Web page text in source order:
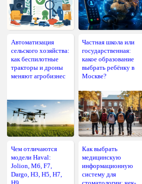
Автоматизация
сельского хозяйства:
как беспилотные
тракторы и дроны
меняют агробизнес
Частная школа или
государственная:
какое образование
выбрать ребёнку в
Москве?
Чем отличаются
модели Haval:
Jolion, M6, F7,
Dargo, H3, H5, H7,
Как выбрать
медицинскую
информационную
систему для